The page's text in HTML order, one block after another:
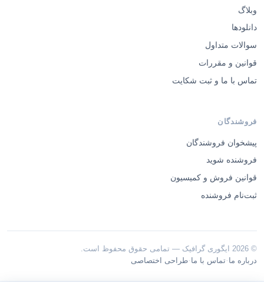
وبلاگ
دانلودها
سوالات متداول
قوانین و مقررات
تماس با ما و ثبت شکایت
فروشندگان
پیشخوان فروشندگان
فروشنده شوید
قوانین فروش و کمیسیون
ثبت‌نام فروشنده
© 2026 ایگوری گرافیک — تمامی حقوق محفوظ است.
درباره ما ·تماس با ما ·طراحی اختصاصی